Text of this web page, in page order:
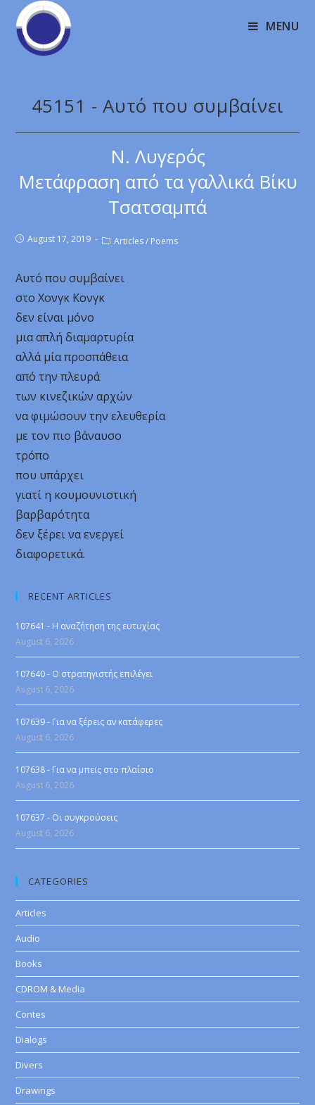
MENU
45151 - Αυτό που συμβαίνει
Ν. Λυγερός
Μετάφραση από τα γαλλικά Βίκυ
Τσατσαμπά
August 17, 2019 Articles / Poems
Αυτό που συμβαίνει
στο Χονγκ Κονγκ
δεν είναι μόνο
μια απλή διαμαρτυρία
αλλά μία προσπάθεια
από την πλευρά
των κινεζικών αρχών
να φιμώσουν την ελευθερία
με τον πιο βάναυσο
τρόπο
που υπάρχει
γιατί η κουμουνιστική
βαρβαρότητα
δεν ξέρει να ενεργεί
διαφορετικά.
RECENT ARTICLES
107641 - Η αναζήτηση της ευτυχίας
August 6, 2026
107640 - Ο στρατηγιστής επιλέγει
August 6, 2026
107639 - Για να ξέρεις αν κατάφερες
August 6, 2026
107638 - Για να μπεις στο πλαίσιο
August 6, 2026
107637 - Οι συγκρούσεις
August 6, 2026
CATEGORIES
Articles
Audio
Books
CDROM & Media
Contes
Dialogs
Divers
Drawings